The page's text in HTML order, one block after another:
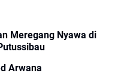
Meregang Nyawa di
Arwana